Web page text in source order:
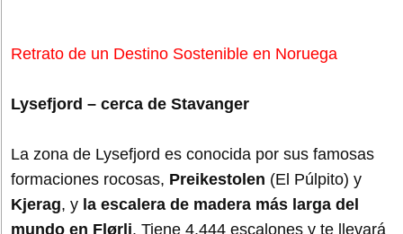
Retrato de un Destino Sostenible en Noruega
Lysefjord – cerca de Stavanger
La zona de Lysefjord es conocida por sus famosas
formaciones rocosas, Preikestolen (El Púlpito) y
Kjerag, y la escalera de madera más larga del
mundo en Flørli. Tiene 4.444 escalones y te llevará